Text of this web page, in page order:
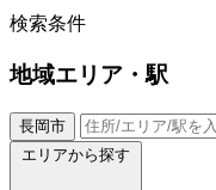
検索条件
地域エリア・駅
長岡市
エリアから探す